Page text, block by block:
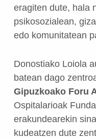
eragiten dute, hala
psikosozialean,
edo komunitatean
Donostiako Loiola
batean dago
Gipuzkoako Foru
Ospitalarioak
erakundearekin
kudeatzen dute